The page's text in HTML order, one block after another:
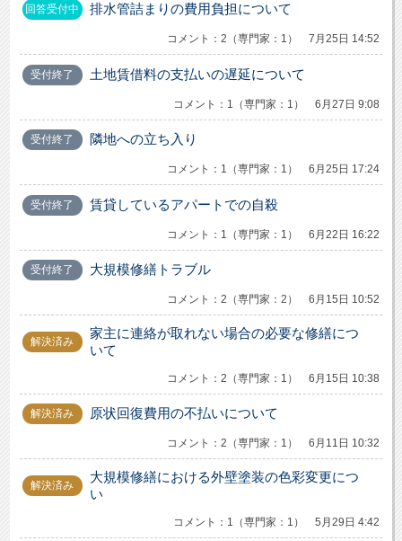
回答受付中 排水管詰まりの費用負担について
コメント：2（専門家：1） 7月25日 14:52
受付終了 土地賃借料の支払いの遅延について
コメント：1（専門家：1） 6月27日 9:08
受付終了 隣地への立ち入り
コメント：1（専門家：1） 6月25日 17:24
受付終了 賃貸しているアパートでの自殺
コメント：1（専門家：1） 6月22日 16:22
受付終了 大規模修繕トラブル
コメント：2（専門家：2） 6月15日 10:52
解決済み
家主に連絡が取れない場合の必要な修繕につ
いて
コメント：2（専門家：1） 6月15日 10:38
解決済み 原状回復費用の不払いについて
コメント：2（専門家：1） 6月11日 10:32
解決済み
大規模修繕における外壁塗装の色彩変更につ
い
コメント：1（専門家：1） 5月29日 4:42